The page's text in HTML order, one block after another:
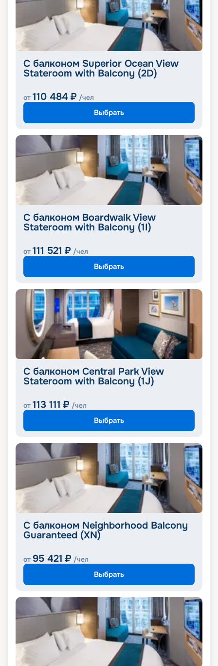
С балконом Superior Ocean View
Stateroom with Balcony (2D)
от 110 484 ₽ /чел
Выбрать
С балконом Boardwalk View
Stateroom with Balcony (1I)
от 111 521 ₽ /чел
Выбрать
С балконом Central Park View
Stateroom with Balcony (1J)
от 113 111 ₽ /чел
Выбрать
С балконом Neighborhood Balcony
Guaranteed (XN)
от 95 421 ₽ /чел
Выбрать